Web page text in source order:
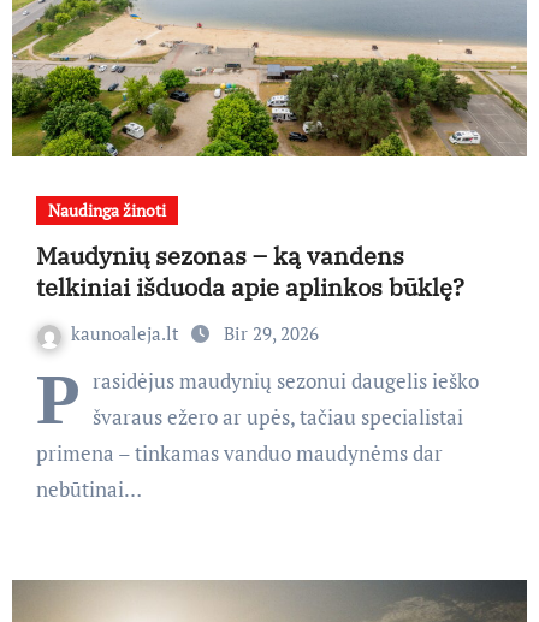
Naudinga žinoti
Maudynių sezonas – ką vandens
telkiniai išduoda apie aplinkos būklę?
kaunoaleja.lt Bir 29, 2026
P rasidėjus maudynių sezonui daugelis ieško
švaraus ežero ar upės, tačiau specialistai
primena – tinkamas vanduo maudynėms dar
nebūtinai…